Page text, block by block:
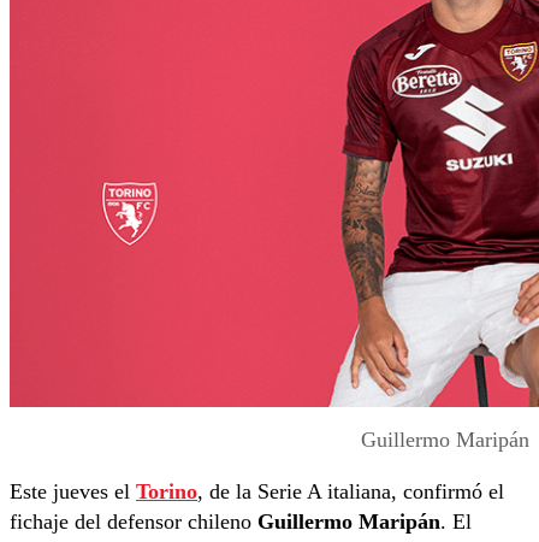
Guillermo Maripán
Este jueves el Torino, de la Serie A italiana, confirmó el
fichaje del defensor chileno Guillermo Maripán. El